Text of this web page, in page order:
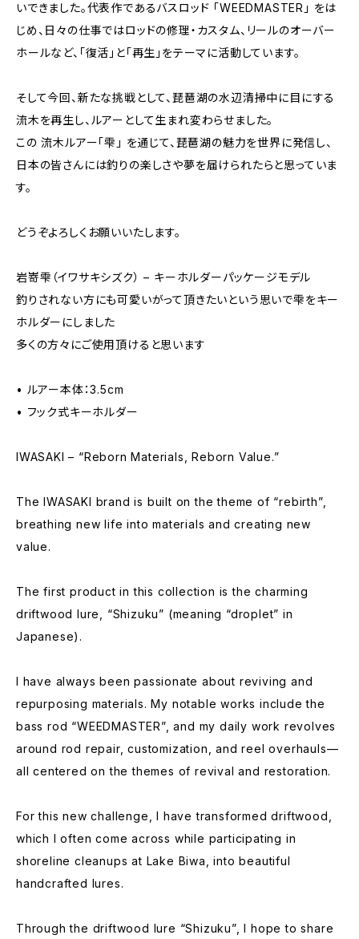
いできました。代表作であるバスロッド 「WEEDMASTER」 をは
じめ、日々の仕事ではロッドの修理・カスタム、リールのオーバー
ホールなど、「復活」と「再生」をテーマに活動しています。
そして今回、新たな挑戦として、琵琶湖の水辺清掃中に目にする
流木を再生し、ルアーとして生まれ変わらせました。
この 流木ルアー「雫」 を通じて、琵琶湖の魅力を世界に発信し、
日本の皆さんには釣りの楽しさや夢を届けられたらと思っていま
す。
どうぞよろしくお願いいたします。
岩嵜雫（イワサキシズク） – キーホルダーパッケージモデル
釣りされない方にも可愛いがって頂きたいという思いで雫をキー
ホルダーにしました
多くの方々にご使用頂けると思います
• ルアー本体：3.5cm
• フック式キーホルダー
IWASAKI – “Reborn Materials, Reborn Value.”
The IWASAKI brand is built on the theme of “rebirth”,
breathing new life into materials and creating new
value.
The first product in this collection is the charming
driftwood lure, “Shizuku” (meaning “droplet” in
Japanese).
I have always been passionate about reviving and
repurposing materials. My notable works include the
bass rod “WEEDMASTER”, and my daily work revolves
around rod repair, customization, and reel overhauls—
all centered on the themes of revival and restoration.
For this new challenge, I have transformed driftwood,
which I often come across while participating in
shoreline cleanups at Lake Biwa, into beautiful
handcrafted lures.
Through the driftwood lure “Shizuku”, I hope to share